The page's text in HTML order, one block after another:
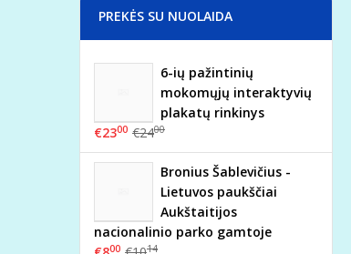
PREKĖS SU NUOLAIDA
6-ių pažintinių
mokomųjų interaktyvių
plakatų rinkinys
€2300 €2400
Bronius Šablevičius -
Lietuvos paukščiai
Aukštaitijos
nacionalinio parko gamtoje
00 14